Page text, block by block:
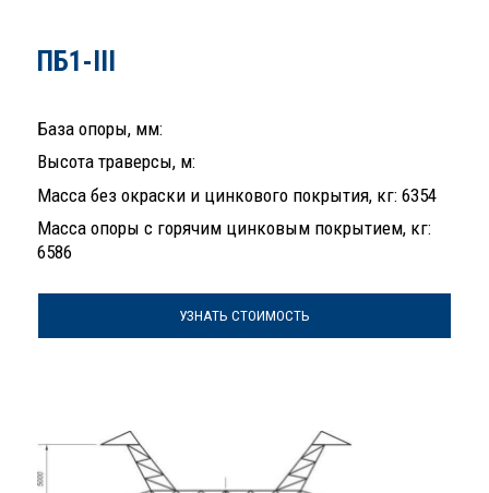
ПБ1-III
База опоры, мм:
Высота траверсы, м:
Масса без окраски и цинкового покрытия, кг: 6354
Масса опоры с горячим цинковым покрытием, кг:
6586
УЗНАТЬ СТОИМОСТЬ